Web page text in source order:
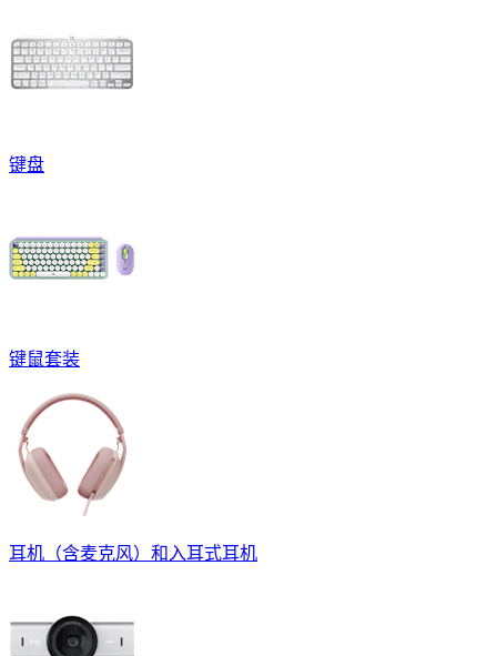
键盘
键鼠套装
耳机（含麦克风）和入耳式耳机